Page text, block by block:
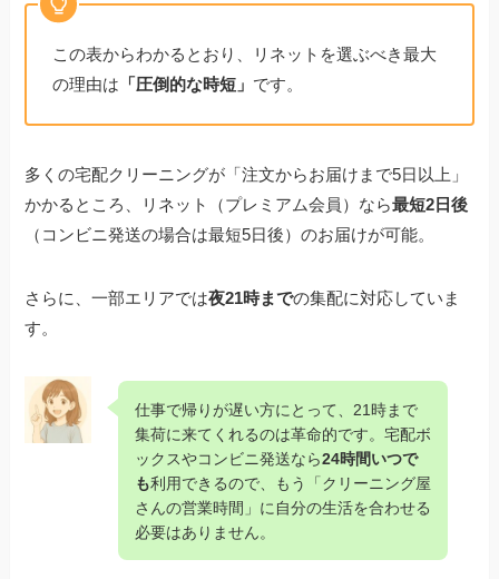
この表からわかるとおり、リネットを選ぶべき最大
の理由は 「圧倒的な時短」 です。
多くの宅配クリーニングが「注文からお届けまで5日以上」
かかるところ、リネット（プレミアム会員）なら最短2日後
（コンビニ発送の場合は最短5日後）のお届けが可能。
さらに、一部エリアでは夜21時までの集配に対応していま
す。
仕事で帰りが遅い方にとって、21時まで
集荷に来てくれるのは革命的です。宅配ボ
ックスやコンビニ発送なら24時間いつで
も利用できるので、もう「クリーニング屋
さんの営業時間」に自分の生活を合わせる
必要はありません。